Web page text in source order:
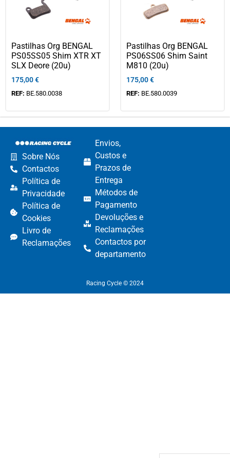
Pastilhas Org BENGAL
PS05SS05 Shim XTR XT
SLX Deore (20u)
175,00€
REF: BE.580.0038
Pastilhas Org BENGAL
PS06SS06 Shim Saint
M810 (20u)
175,00€
REF: BE.580.0039
Sobre Nós
Contactos
Política de
Privacidade
Política de
Cookies
Livro de
Reclamações
Envios,
Custos e
Prazos de
Entrega
Métodos de
Pagamento​
Devoluções e
Reclamações​
Contactos por
departamento​
Racing Cycle © 2024